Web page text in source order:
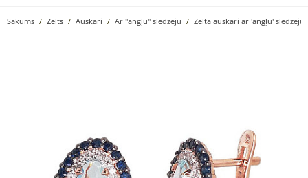
Sākums Zelts Auskari Ar "angļu" slēdzēju Zelta auskari ar 'angļu'